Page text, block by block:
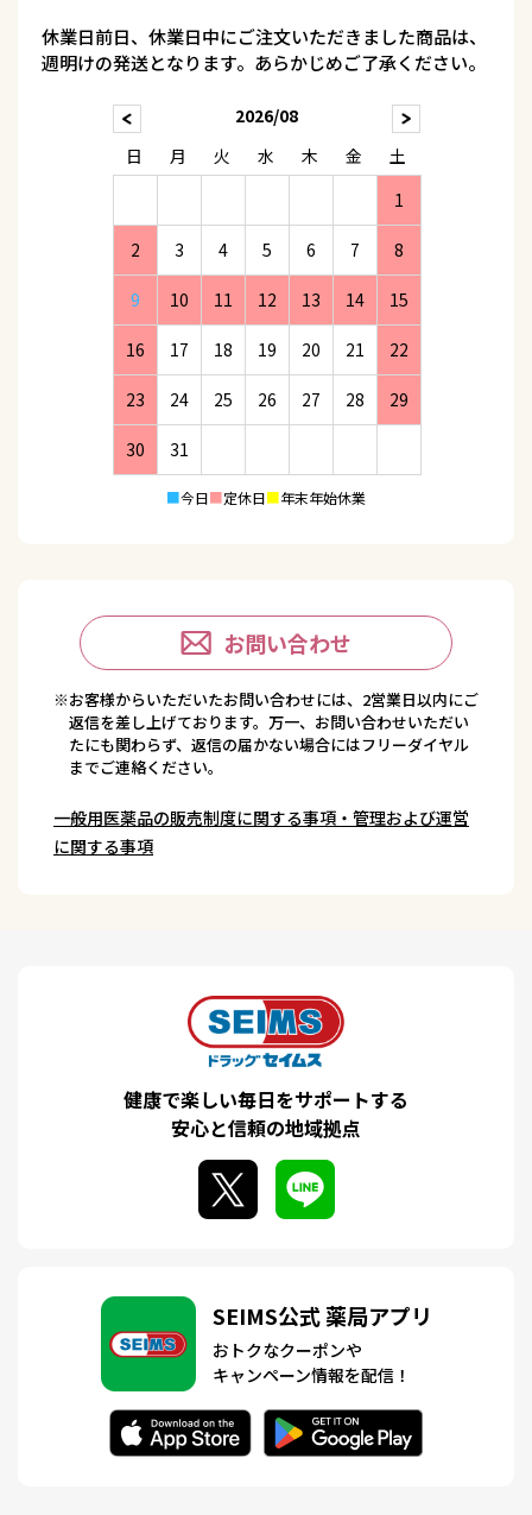
休業日前日、休業日中にご注文いただきました商品は、
週明けの発送となります。あらかじめご了承ください。
2026/08
日
月 火 水 木 金
土
1
2 3 4 5 6 7 8
9 10 11 12 13 14 15
16 17 18 19 20 21 22
23 24 25 26 27 28 29
30 31
■今日■定休日■年末年始休業
お問い合わせ
※お客様からいただいたお問い合わせには、2営業日以内にご
返信を差し上げております。万一、お問い合わせいただい
たにも関わらず、返信の届かない場合にはフリーダイヤル
までご連絡ください。
一般用医薬品の販売制度に関する事項・管理および運営
に関する事項
健康で楽しい毎日をサポートする
安心と信頼の地域拠点
SEIMS公式 薬局アプリ
おトクなクーポンや
キャンペーン情報を配信！